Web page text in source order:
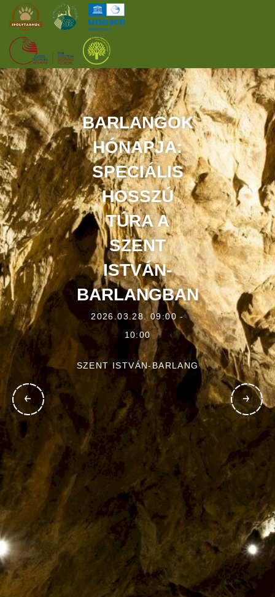
KEZDŐOLDAL
ŐSVILÁGI POMPEJI
SZOLGÁLTATÁSOK
PROGRAMOK
HÍREK
RÓLUNK
ONLINE JEGYVÁSÁRLÁS
BARLANGOK
HÓNAPJA:
SPECIÁLIS
HOSSZÚ
TÚRA A
SZENT
ISTVÁN-
BARLANGBAN
2026.03.28. 09:00 -
10:00
SZENT ISTVÁN-BARLANG